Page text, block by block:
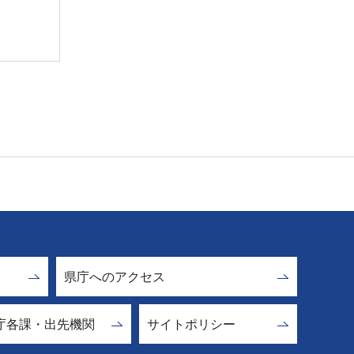
県庁へのアクセス
各課・出先機関 サイトポリシー